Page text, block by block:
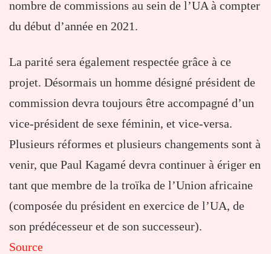
nombre de commissions au sein de l’UA à compter
du début d’année en 2021.
La parité sera également respectée grâce à ce
projet. Désormais un homme désigné président de
commission devra toujours être accompagné d’un
vice-président de sexe féminin, et vice-versa.
Plusieurs réformes et plusieurs changements sont à
venir, que Paul Kagamé devra continuer à ériger en
tant que membre de la troïka de l’Union africaine
(composée du président en exercice de l’UA, de
son prédécesseur et de son successeur).
Source